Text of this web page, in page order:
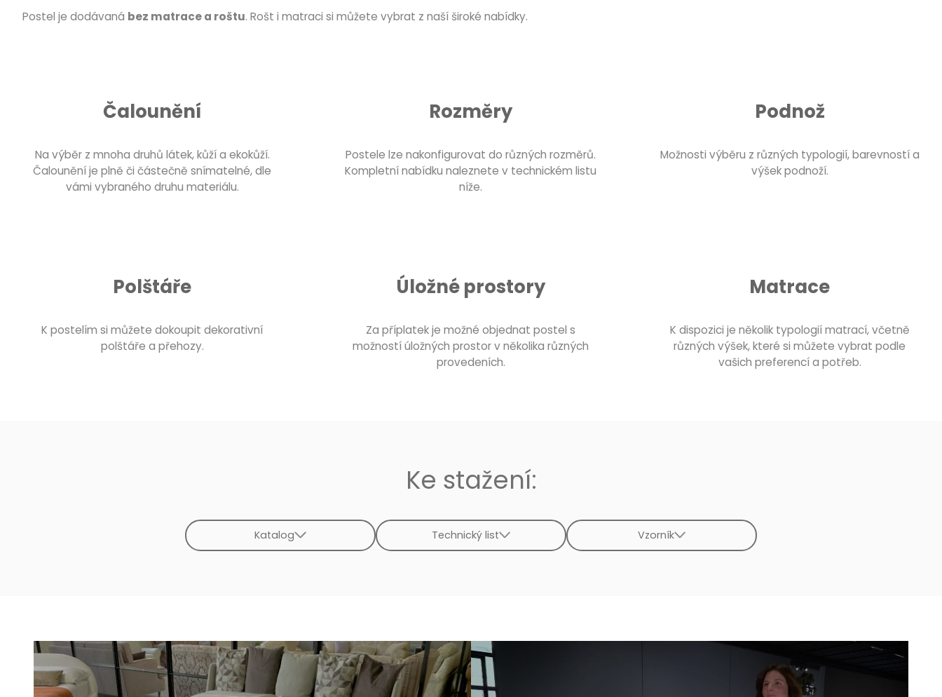
Postel je dodávaná bez matrace a roštu. Rošt i matraci si můžete vybrat z naší široké nabídky.
Čalounění
Na výběr z mnoha druhů látek, kůží a ekokůží.
Čalounění je plně či částečně snímatelné, dle
vámi vybraného druhu materiálu.
Rozměry
Postele lze nakonfigurovat do různých rozměrů.
Kompletní nabídku naleznete v technickém listu
níže.
Podnož
Možnosti výběru z různých typologií, barevností a
výšek podnoží.
Polštáře
K postelím si můžete dokoupit dekorativní
polštáře a přehozy.
Úložné prostory
Za příplatek je možné objednat postel s
možností úložných prostor v několika různých
provedeních.
Matrace
K dispozici je několik typologií matrací, včetně
různých výšek, které si můžete vybrat podle
vašich preferencí a potřeb.
Ke stažení:
Katalog Technický list Vzorník